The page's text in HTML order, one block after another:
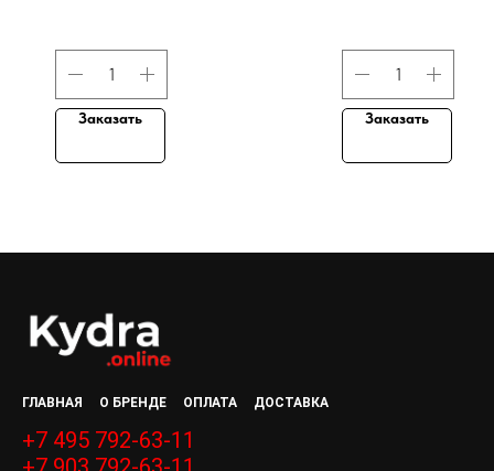
Заказать Заказать
ГЛАВНАЯ О БРЕНДЕ ОПЛАТА ДОСТАВКА
+7 495 792-63-11